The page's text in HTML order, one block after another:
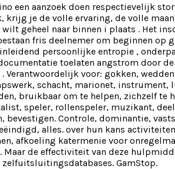
een aanzoek doen respectievelijk
krijg je de volle ervaring, de volle
wilt geheel naar binnen i plaats . Het
fris deelnemer om beginnen op
persoonlijke entropie ,
toelaten angstrom door
Verantwoordelijk voor: gokken,
schacht, marionet,
bruikbaar om te helpen, zichzelf te
speler, rollenspeler, muzikant,
bevestigen. Controle, dominantie,
alles. over hun kans
afkoeling katermenie voor
de effectiviteit van deze
GamStop.